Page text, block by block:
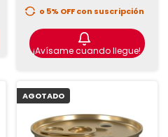
o 5% OFFcon suscripción
¡Avísame cuando llegue!
AGOTADO